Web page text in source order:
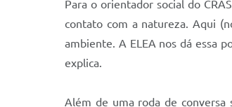
Para o orientador social do
contato com a natureza. Aqui
ambiente. A ELEA nos dá essa
explica.
Além de uma roda de conversa